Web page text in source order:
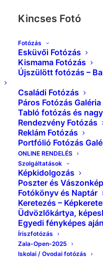
Kincses Fotó
Fotózás
Esküvői Fotózás
Kismama Fotózás
Újszülött fotózás –
Családi Fotózás
Páros Fotózás Galéria
Tabló fotózás és
Rendezvény Fotózás
Reklám Fotózás
Portfólió Fotózás
ONLINE RENDELÉS
Szolgáltatások
Képkidolgozás
Poszter és Vászonkép
Fotókönyv és Naptár
Keretezés –
Üdvözlőkártya,
Egyedi fényképes
Íriszfotózás
Zala-Open-2025
Iskolai / Ovodai fotózás
Kezdőlap Kismama